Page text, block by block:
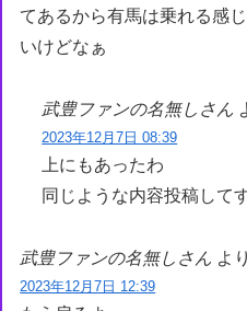
てあるから有馬は乗れる感
いけどなぁ
武豊ファンの名無しさん
2023年12月7日 08:39
上にもあったわ
同じような内容投稿して
武豊ファンの名無しさん よ
2023年12月7日 12:39